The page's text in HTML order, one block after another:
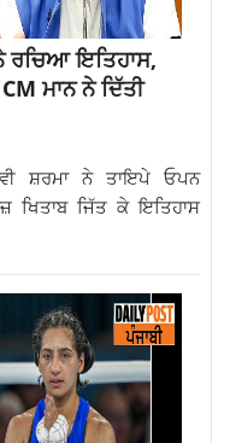
ਰਚਿਆ ਇਤਿਹਾਸ,
ਮਾਨ ਨੇ ਦਿੱਤੀ
ਸ਼ਰਮਾ ਨੇ ਤਾਇਪੇ ਓਪਨ
ਖਿਤਾਬ ਜਿੱਤ ਕੇ ਇਤਿਹਾਸ